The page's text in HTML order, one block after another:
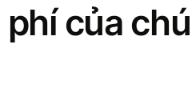
của